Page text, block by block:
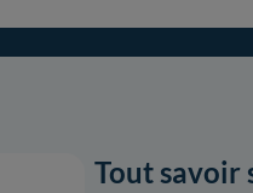
Tout savoir